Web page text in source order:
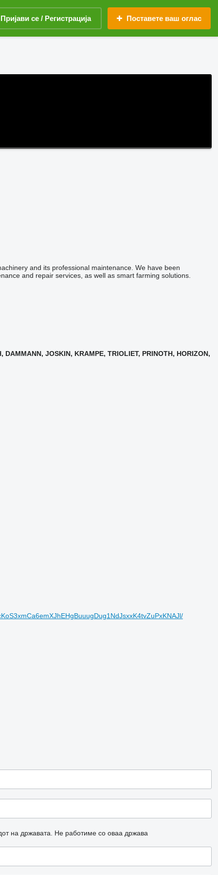
Пријави се / Регистрација Поставете ваш оглас
and its professional maintenance. We have been
and repair services, as well as smart farming solutions.
DAMMANN, JOSKIN, KRAMPE, TRIOLIET, PRINOTH, HORIZON,
на државата. Не работиме со оваа држава